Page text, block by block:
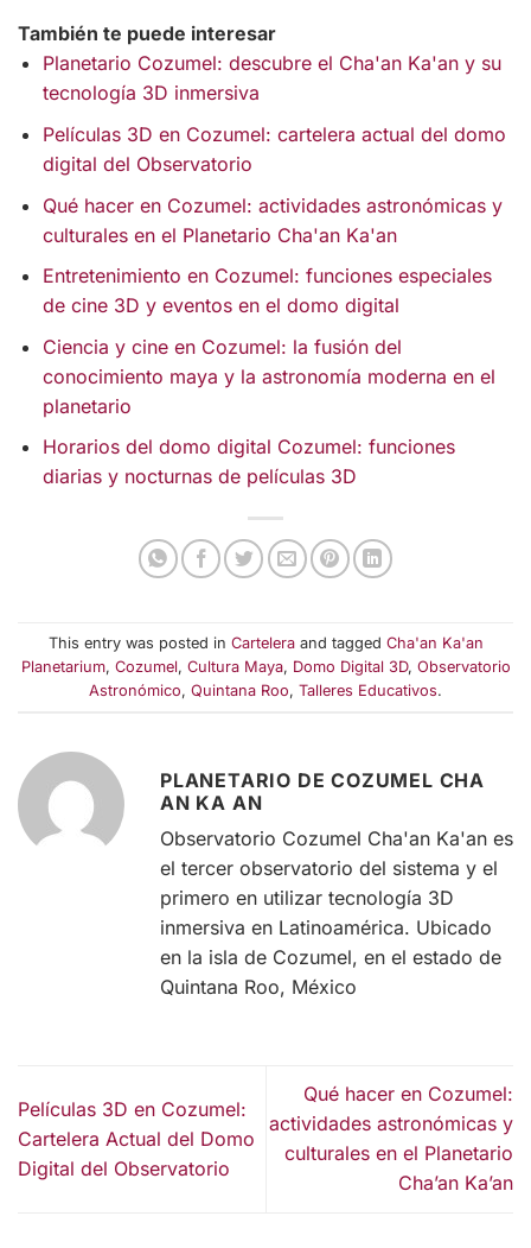
También te puede interesar
Planetario Cozumel: descubre el Cha'an Ka'an y su
tecnología 3D inmersiva
Películas 3D en Cozumel: cartelera actual del domo
digital del Observatorio
Qué hacer en Cozumel: actividades astronómicas y
culturales en el Planetario Cha'an Ka'an
Entretenimiento en Cozumel: funciones especiales
de cine 3D y eventos en el domo digital
Ciencia y cine en Cozumel: la fusión del
conocimiento maya y la astronomía moderna en el
planetario
Horarios del domo digital Cozumel: funciones
diarias y nocturnas de películas 3D
This entry was posted in Carteleraand tagged Cha'an Ka'an
Planetarium, Cozumel, Cultura Maya, Domo Digital 3D, Observatorio
Astronómico, Quintana Roo, Talleres Educativos.
PLANETARIO DE COZUMEL CHA
AN KA AN
Observatorio Cozumel Cha'an Ka'an es
el tercer observatorio del sistema y el
primero en utilizar tecnología 3D
inmersiva en Latinoamérica. Ubicado
en la isla de Cozumel, en el estado de
Quintana Roo, México
Películas 3D en Cozumel:
Cartelera Actual del Domo
Digital del Observatorio
Qué hacer en Cozumel:
actividades astronómicas y
culturales en el Planetario
Cha’an Ka’an